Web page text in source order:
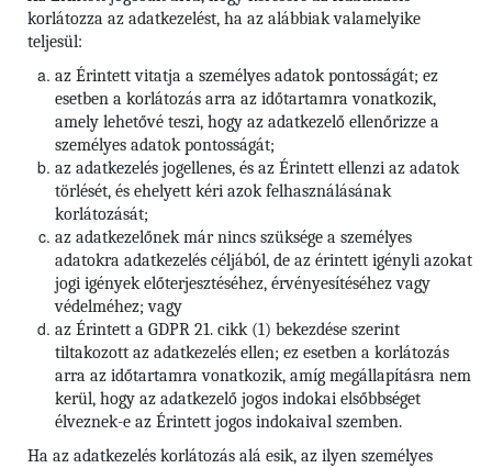
korlátozza az adatkezelést, ha az alábbiak valamelyike
teljesül:
az Érintett vitatja a személyes adatok pontosságát; ez
esetben a korlátozás arra az időtartamra vonatkozik,
amely lehetővé teszi, hogy az adatkezelő ellenőrizze a
személyes adatok pontosságát;
az adatkezelés jogellenes, és az Érintett ellenzi az adatok
törlését, és ehelyett kéri azok felhasználásának
korlátozását;
az adatkezelőnek már nincs szüksége a személyes
adatokra adatkezelés céljából, de az érintett igényli azokat
jogi igények előterjesztéséhez, érvényesítéséhez vagy
védelméhez; vagy
az Érintett a GDPR 21. cikk (1) bekezdése szerint
tiltakozott az adatkezelés ellen; ez esetben a korlátozás
arra az időtartamra vonatkozik, amíg megállapításra nem
kerül, hogy az adatkezelő jogos indokai elsőbbséget
élveznek-e az Érintett jogos indokaival szemben.
Ha az adatkezelés korlátozás alá esik, az ilyen személyes